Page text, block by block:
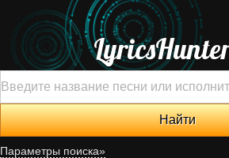
Параметры поиска»